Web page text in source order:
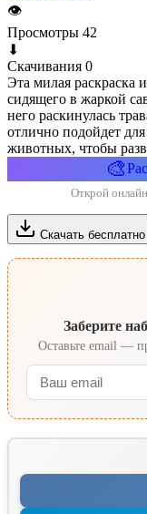
👁
Просмотры 42
⬇
Скачивания 0
Эта милая раскраска
сидящего в жаркой
него раскинулась
отлично подойдет
животных, чтобы
🎨
Открой
Скачать бесплатно
Заберите
Оставьте email —